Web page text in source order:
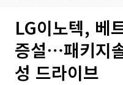
LG이노텍, 베
증설⋯패키지
성 드라이브